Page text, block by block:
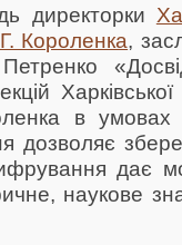
директорки
Г. Короленка,
Петренко
Харківської
в
дозволяє
дає
наукове